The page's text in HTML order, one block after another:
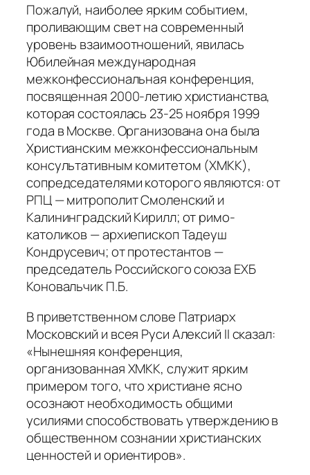
Пожалуй, наиболее ярким событием,
проливающим свет на современный
уровень взаимоотношений, явилась
Юбилейная международная
межконфессиональная конференция,
посвященная 2000-летию христианства,
которая состоялась 23-25 ноября 1999
года в Москве. Организована она была
Христианским межконфессиональным
консультативным комитетом (ХМКК),
сопредседателями которого являются: от
РПЦ — митрополит Смоленский и
Калининградский Кирилл; от римо-
католиков — архиепископ Тадеуш
Кондрусевич; от протестантов —
председатель Российского союза ЕХБ
Коновальчик П.Б.
В приветственном слове Патриарх
Московский и всея Руси Алексий II сказал:
«Нынешняя конференция,
организованная ХМКК, служит ярким
примером того, что христиане ясно
осознают необходимость общими
усилиями способствовать утверждению в
общественном сознании христианских
ценностей и ориентиров».